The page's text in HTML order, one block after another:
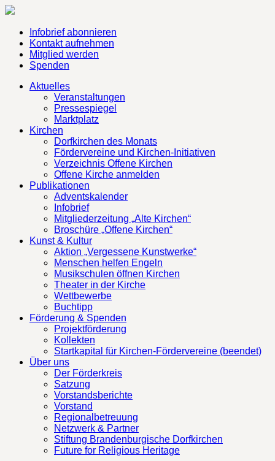
Infobrief abonnieren
Kontakt aufnehmen
Mitglied werden
Spenden
Aktuelles
Veranstaltungen
Pressespiegel
Marktplatz
Kirchen
Dorfkirchen des Monats
Fördervereine und Kirchen-Initiativen
Verzeichnis Offene Kirchen
Offene Kirche anmelden
Publikationen
Adventskalender
Infobrief
Mitgliederzeitung „Alte Kirchen“
Broschüre „Offene Kirchen“
Kunst & Kultur
Aktion „Vergessene Kunstwerke“
Menschen helfen Engeln
Musikschulen öffnen Kirchen
Theater in der Kirche
Wettbewerbe
Buchtipp
Förderung & Spenden
Projektförderung
Kollekten
Startkapital für Kirchen-Fördervereine (beendet)
Über uns
Der Förderkreis
Satzung
Vorstandsberichte
Vorstand
Regionalbetreuung
Netzwerk & Partner
Stiftung Brandenburgische Dorfkirchen
Future for Religious Heritage